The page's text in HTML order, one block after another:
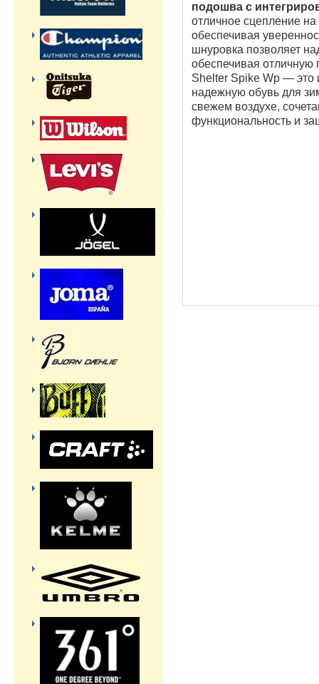
подошва с
отличное сцепление
обеспечивая
шнуровка позволяет
обеспечивая отличную
Shelter Spike Wp — это
надежную обувь для
свежем воздухе,
функциональность и